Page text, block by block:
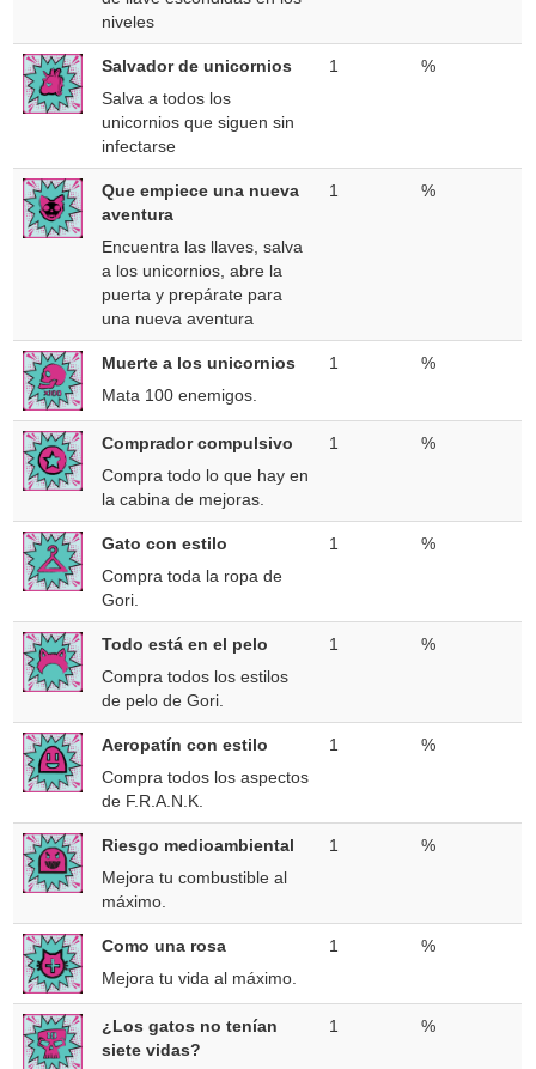
niveles
Salvador de unicornios
Salva a todos los
unicornios que siguen sin
infectarse
1 %
Que empiece una nueva
aventura
Encuentra las llaves, salva
a los unicornios, abre la
puerta y prepárate para
una nueva aventura
1 %
Muerte a los unicornios
Mata 100 enemigos.
1 %
Comprador compulsivo
Compra todo lo que hay en
la cabina de mejoras.
1 %
Gato con estilo
Compra toda la ropa de
Gori.
1 %
Todo está en el pelo
Compra todos los estilos
de pelo de Gori.
1 %
Aeropatín con estilo
Compra todos los aspectos
de F.R.A.N.K.
1 %
Riesgo medioambiental
Mejora tu combustible al
máximo.
1 %
Como una rosa
Mejora tu vida al máximo.
1 %
¿Los gatos no tenían
siete vidas?
1 %